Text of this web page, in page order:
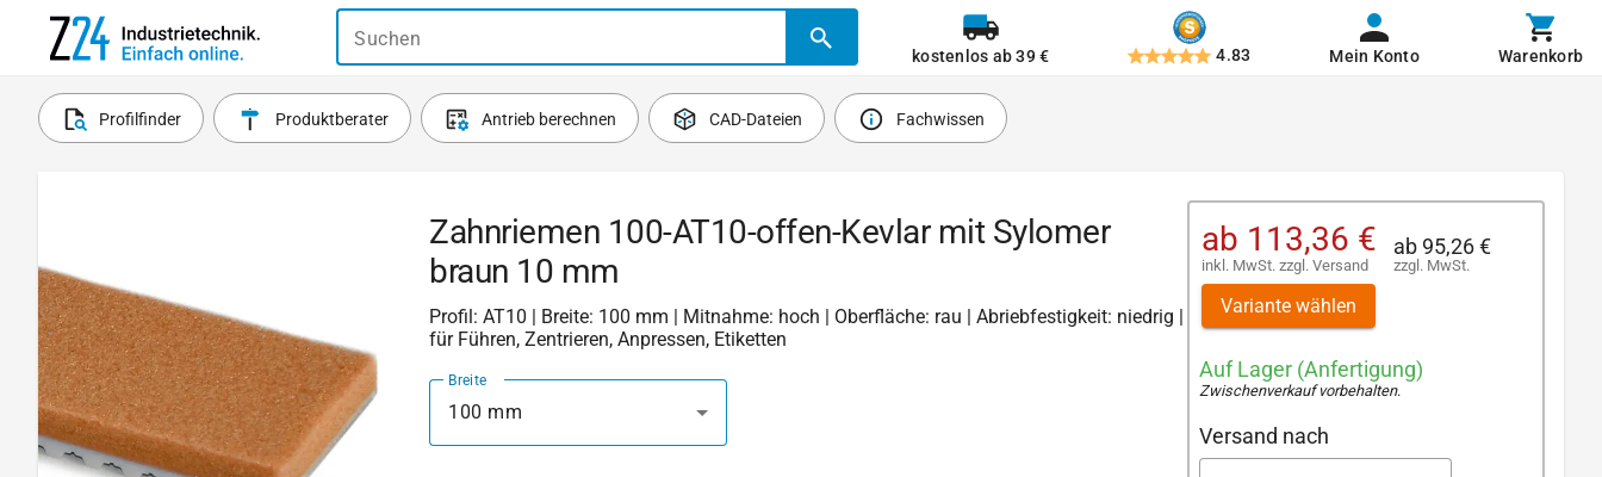
Suchen
kostenlos ab 39 € 4.83 Mein Konto Warenkorb
Profilfinder Produktberater Antrieb berechnen CAD-Dateien Fachwissen
Zahnriemen 100-AT10-offen-Kevlar mit Sylomer
braun 10 mm
Profil: AT10 | Breite: 100 mm | Mitnahme: hoch | Oberfläche: rau | Abriebfestigkeit: niedrig |
für Führen, Zentrieren, Anpressen, Etiketten
Breite
100 mm
ab 113,36 €
inkl. MwSt. zzgl. Versand
ab 95,26 €
zzgl. MwSt.
Variante wählen
Auf Lager (Anfertigung)
Zwischenverkauf vorbehalten.
Versand nach